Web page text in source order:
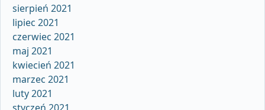
sierpień 2021
lipiec 2021
czerwiec 2021
maj 2021
kwiecień 2021
marzec 2021
luty 2021